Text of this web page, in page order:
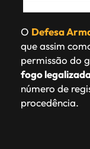
O Defesa
que assim
permissão do
fogo
número de
procedência.